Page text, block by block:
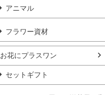
アニマル
フラワー資材
お花にプラスワン
セットギフト